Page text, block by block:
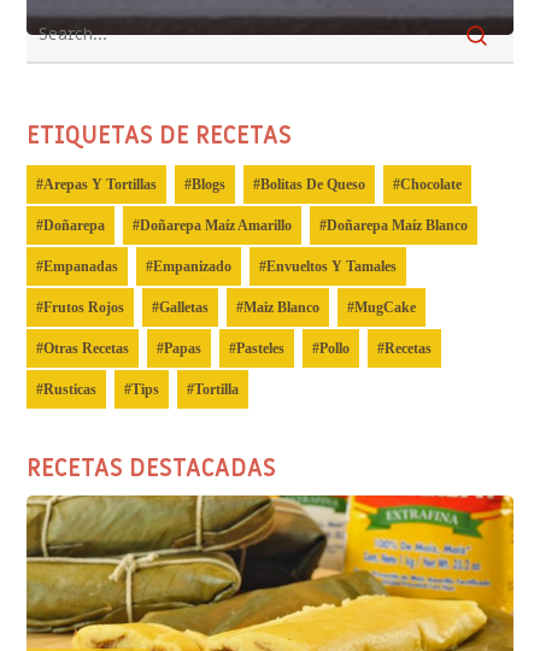
ETIQUETAS DE RECETAS
Arepas Y Tortillas Blogs Bolitas De Queso Chocolate
Doñarepa Doñarepa Maíz Amarillo Doñarepa Maíz Blanco
Empanadas Empanizado Envueltos Y Tamales
Frutos Rojos Galletas Maiz Blanco MugCake
Otras Recetas Papas Pasteles Pollo Recetas
Rusticas Tips Tortilla
RECETAS DESTACADAS